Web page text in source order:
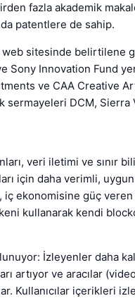
fazla akademik
patentlere de sahip.
web sitesinde belirtilene
Sony Innovation Fund
ve CAA Creative
sermayeleri DCM, Sierra
veri iletimi ve sınır
için daha verimli,
iç ekonomisine güç
kullanarak kendi
İzleyenler daha
artıyor ve aracılar
Kullanıcılar içerikleri